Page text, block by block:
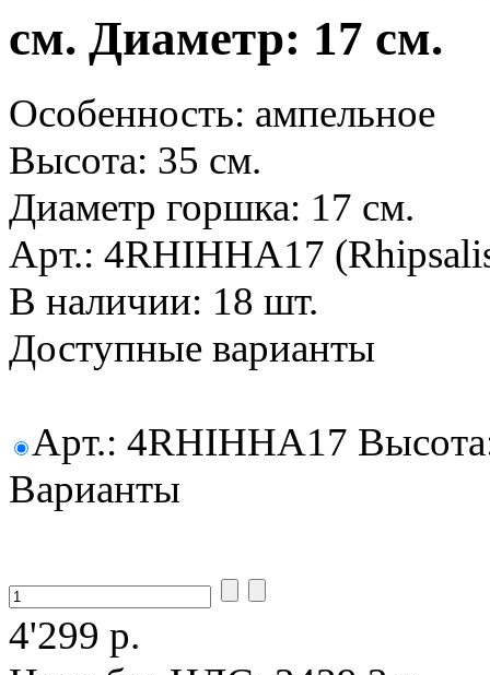
см. Диаметр: 17 см.
Особенность: ампельное
Высота: 35 см.
Диаметр горшка: 17 см.
Арт.: 4RHIHHA17
В наличии: 18 шт.
Доступные варианты
Арт.: 4RHIHHA17
Варианты
4'299 р.